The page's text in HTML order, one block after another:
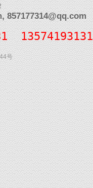
857177314@qq.com
13574193131
号